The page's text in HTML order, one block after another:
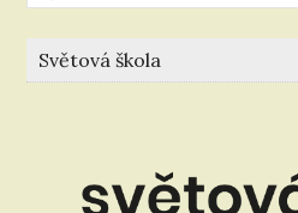
článků
Světová škola